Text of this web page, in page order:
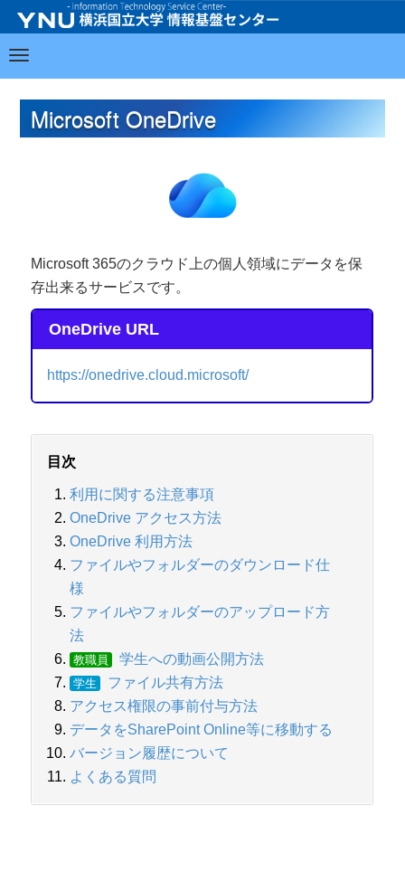
Microsoft OneDrive
Microsoft 365のクラウド上の個人領域にデータを保
存出来るサービスです。
OneDrive URL
https://onedrive.cloud.microsoft/
目次
利用に関する注意事項
OneDrive アクセス方法
OneDrive 利用方法
ファイルやフォルダーのダウンロード仕
様
ファイルやフォルダーのアップロード方
法
教職員 学生への動画公開方法
学生
ファイル共有方法
アクセス権限の事前付与方法
データをSharePoint Online等に移動する
バージョン履歴について
よくある質問